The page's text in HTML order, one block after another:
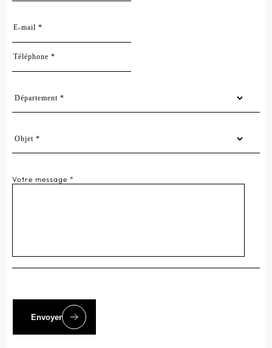
Votre message *
Envoyer